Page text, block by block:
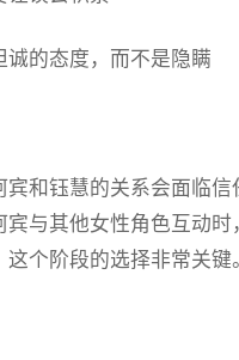
诚的态度，而不是隐瞒
宾和钰慧的关系会面临信
宾与其他女性角色互动时
个阶段的选择非常关键。